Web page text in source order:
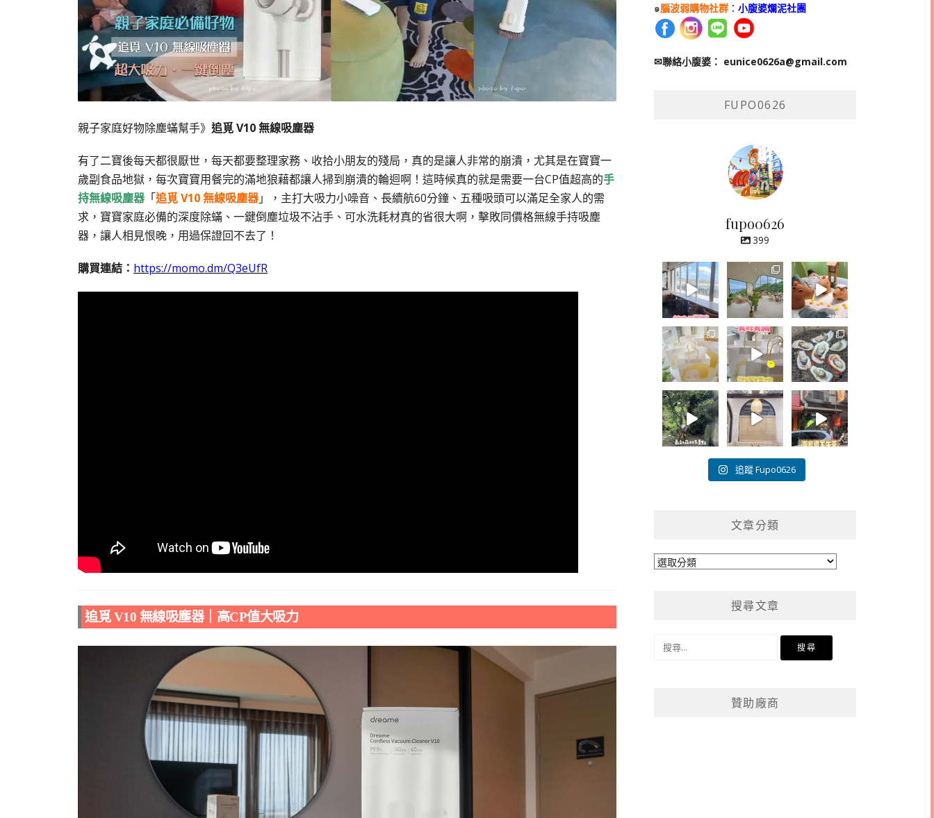
親子家庭好物除塵蟎幫手》 追覓 V10 無線吸塵器
有了二寶後每天都很厭世，每天都要整理家務、收拾小朋友的殘局，真的是讓人非常的崩潰，尤其是在寶寶一
歲副食品地獄，每次寶寶用餐完的滿地狼藉都讓人掃到崩潰的輪迴啊！這時候真的就是需要一台CP值超高的手
持無線吸塵器 「追覓V10無線吸塵器」，主打大吸力小噪音、長續航60分鐘、五種吸頭可以滿足全家人的需
求，寶寶家庭必備的深度除蟎、一鍵倒塵垃圾不沾手、可水洗耗材真的省很大啊，擊敗同價格無線手持吸塵
器，讓人相見恨晚，用過保證回不去了！
購買連結： https://momo.dm/Q3eUfR
追覓V10 無線吸塵器｜高CP值大吸力
๑腦波弱購物社群 ：小腹婆爛泥社團
✉聯絡小腹婆： eunice0626a@gmail.com
FUPO0626
fupo0626
399
追蹤 Fupo0626
文章分類
文
搜尋文章
贊助廠商